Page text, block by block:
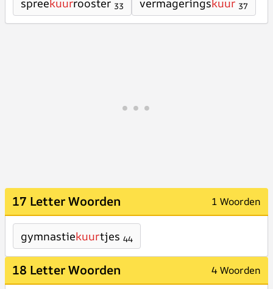
spreekuurrooster 33 vermageringskuur 37
17 Letter Woorden 1 Woorden
gymnastiekuurtjes 44
18 Letter Woorden 4 Woorden